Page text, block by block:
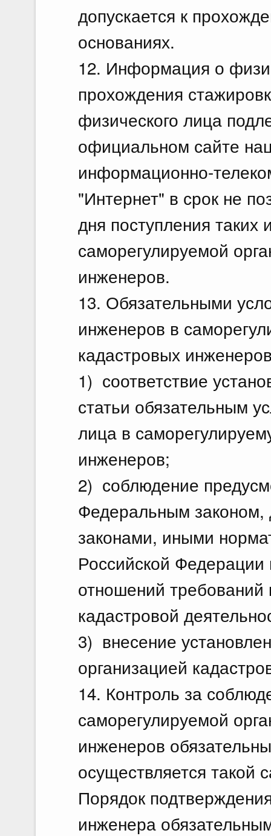
допускается к
основаниях.
12. Информация о
прохождения
физического лица
официальном сайте
информационно-
"Интернет" в срок не
дня поступления
саморегулируемой
инженеров.
13. Обязательными
инженеров в
кадастровых
1) соответствие
статьи обязательным
лица в
инженеров;
2) соблюдение
Федеральным
законами, иными
Российской Федерации
отношений требований
кадастровой
3) внесение
организацией
14. Контроль за
саморегулируемой
инженеров
осуществляется такой
Порядок
инженера